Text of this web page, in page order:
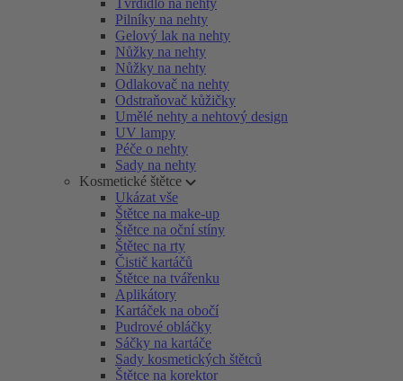
Tvrdidlo na nehty
Pilníky na nehty
Gelový lak na nehty
Nůžky na nehty
Nůžky na nehty
Odlakovač na nehty
Odstraňovač kůžičky
Umělé nehty a nehtový design
UV lampy
Péče o nehty
Sady na nehty
Kosmetické štětce
Ukázat vše
Štětce na make-up
Štětce na oční stíny
Štětec na rty
Čistič kartáčů
Štětce na tvářenku
Aplikátory
Kartáček na obočí
Pudrové obláčky
Sáčky na kartáče
Sady kosmetických štětců
Štětce na korektor